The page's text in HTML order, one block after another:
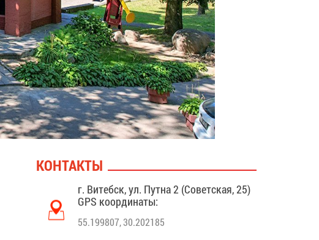
КОНТАКТЫ
г. Витебск, ул. Путна 2 (Советская, 25)
GPS координаты:
55.199807, 30.202185